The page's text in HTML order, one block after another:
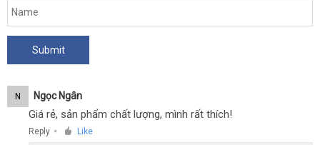
N Ngọc Ngân
Giá rẻ, sản phẩm chất lượng, mình rất thích!
Reply ● Like